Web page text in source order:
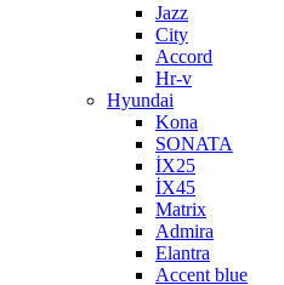
Jazz
City
Accord
Hr-v
Hyundai
Kona
SONATA
İX25
İX45
Matrix
Admira
Elantra
Accent blue